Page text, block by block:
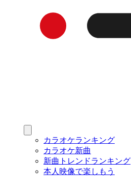
カラオケランキング
カラオケ新曲
新曲トレンドランキング
本人映像で楽しもう